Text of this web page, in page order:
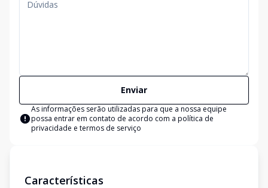
Enviar
As informações serão utilizadas para que a nossa equipe
possa entrar em contato de acordo com a política de
privacidade e termos de serviço
Características